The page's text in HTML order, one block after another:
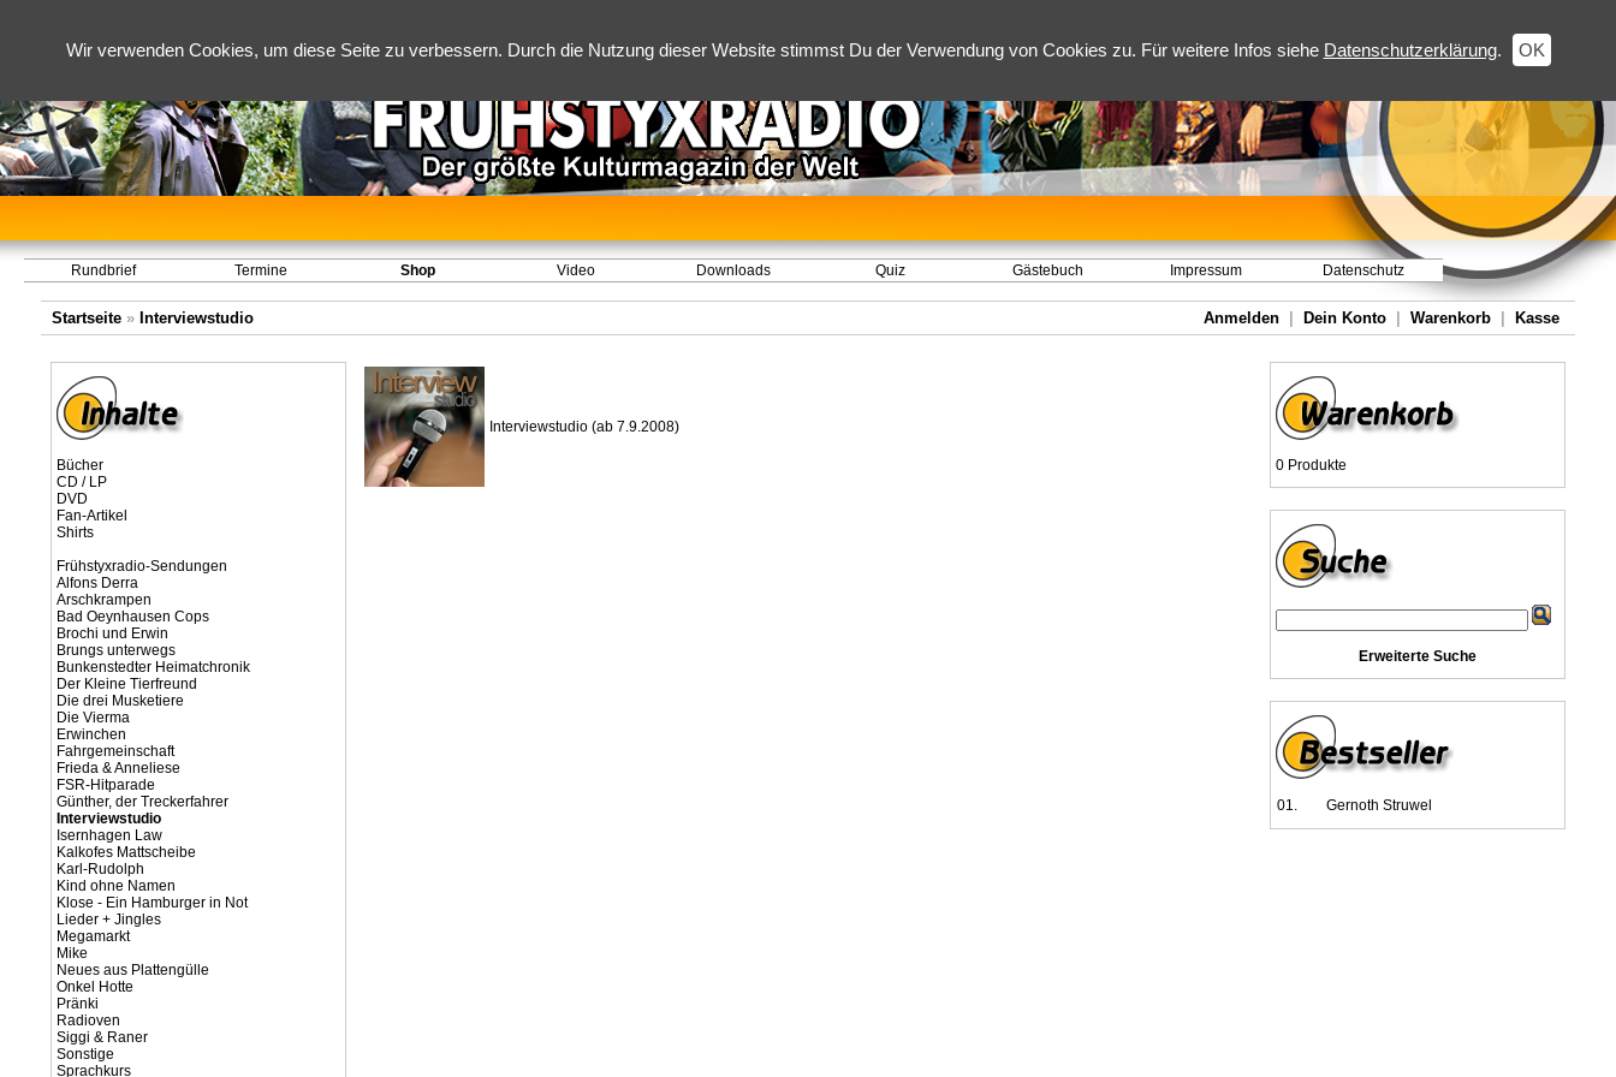
Wir verwenden Cookies, um diese Seite zu verbessern. Durch die Nutzung dieser Website stimmst Du der Verwendung von Cookies zu. Für weitere Infos siehe Datenschutzerklärung. OK
Rundbrief Termine Shop Video Downloads Quiz Gästebuch Impressum Datenschutz
Startseite » Interviewstudio Anmelden Dein Konto Warenkorb Kasse
Bücher
CD / LP
DVD
Fan-Artikel
Shirts
Frühstyxradio-Sendungen
Alfons Derra
Arschkrampen
Bad Oeynhausen Cops
Brochi und Erwin
Brungs unterwegs
Bunkenstedter Heimatchronik
Der Kleine Tierfreund
Die drei Musketiere
Die Vierma
Erwinchen
Fahrgemeinschaft
Frieda & Anneliese
FSR-Hitparade
Günther, der Treckerfahrer
Interviewstudio
Isernhagen Law
Kalkofes Mattscheibe
Karl-Rudolph
Kind ohne Namen
Klose - Ein Hamburger in Not
Lieder + Jingles
Megamarkt
Mike
Neues aus Plattengülle
Onkel Hotte
Pränki
Radioven
Siggi & Raner
Sonstige
Sprachkurs
Interviewstudio (ab 7.9.2008)
0 Produkte
Erweiterte Suche
01. Gernoth Struwel